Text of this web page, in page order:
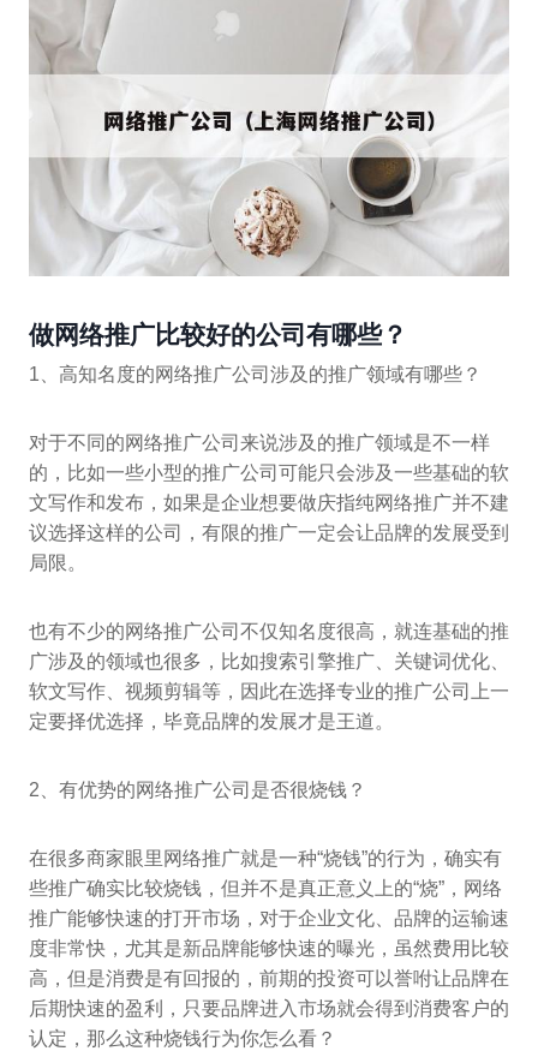
做网络推广比较好的公司有哪些？
1、高知名度的网络推广公司涉及的推广领域有哪些？
对于不同的网络推广公司来说涉及的推广领域是不一样
的，比如一些小型的推广公司可能只会涉及一些基础的软
文写作和发布，如果是企业想要做庆指纯网络推广并不建
议选择这样的公司，有限的推广一定会让品牌的发展受到
局限。
也有不少的网络推广公司不仅知名度很高，就连基础的推
广涉及的领域也很多，比如搜索引擎推广、关键词优化、
软文写作、视频剪辑等，因此在选择专业的推广公司上一
定要择优选择，毕竟品牌的发展才是王道。
2、有优势的网络推广公司是否很烧钱？
在很多商家眼里网络推广就是一种“烧钱”的行为，确实有
些推广确实比较烧钱，但并不是真正意义上的“烧”，网络
推广能够快速的打开市场，对于企业文化、品牌的运输速
度非常快，尤其是新品牌能够快速的曝光，虽然费用比较
高，但是消费是有回报的，前期的投资可以誉咐让品牌在
后期快速的盈利，只要品牌进入市场就会得到消费客户的
认定，那么这种烧钱行为你怎么看？